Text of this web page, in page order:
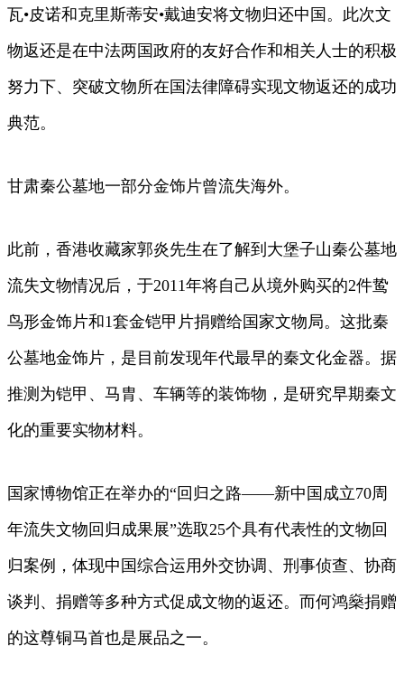
瓦•皮诺和克里斯蒂安•戴迪安将文物归还中国。此次文
物返还是在中法两国政府的友好合作和相关人士的积极
努力下、突破文物所在国法律障碍实现文物返还的成功
典范。
甘肃秦公墓地一部分金饰片曾流失海外。
此前，香港收藏家郭炎先生在了解到大堡子山秦公墓地
流失文物情况后，于2011年将自己从境外购买的2件鸷
鸟形金饰片和1套金铠甲片捐赠给国家文物局。这批秦
公墓地金饰片，是目前发现年代最早的秦文化金器。据
推测为铠甲、马胄、车辆等的装饰物，是研究早期秦文
化的重要实物材料。
国家博物馆正在举办的“回归之路——新中国成立70周
年流失文物回归成果展”选取25个具有代表性的文物回
归案例，体现中国综合运用外交协调、刑事侦查、协商
谈判、捐赠等多种方式促成文物的返还。而何鸿燊捐赠
的这尊铜马首也是展品之一。